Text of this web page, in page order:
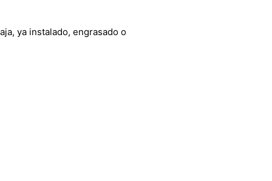
ya instalado, engrasado o